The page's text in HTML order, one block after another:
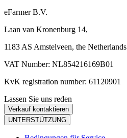
eFarmer B.V.
Laan van Kronenburg 14,
1183 AS Amstelveen, the Netherlands
VAT Number: NL854216169B01
KvK registration number: 61120901
Lassen Sie uns reden
Verkauf kontaktieren
UNTERSTÜTZUNG